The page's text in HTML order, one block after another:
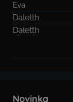
Eva
Daletth
Daletth
Novinka